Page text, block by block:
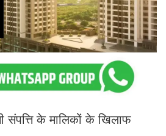
संपत्ति के मालिकों के खिलाफ